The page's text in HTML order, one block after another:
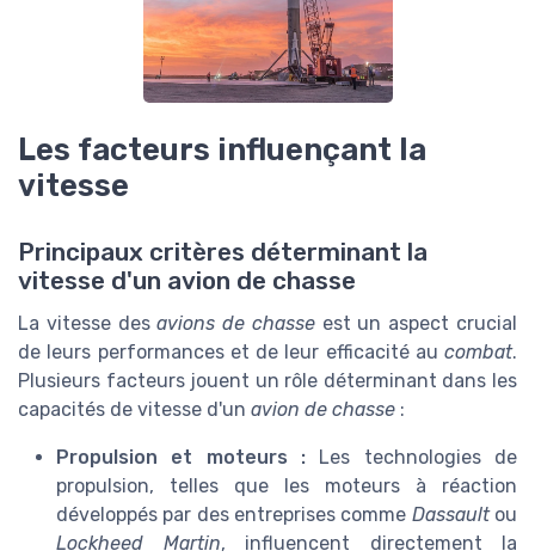
Les facteurs influençant la
vitesse
Principaux critères déterminant la
vitesse d'un avion de chasse
La vitesse desavions de chasseest un aspect crucial
de leurs performances et de leur efficacité au combat.
Plusieurs facteurs jouent un rôle déterminant dans les
capacités de vitesse d'un avion de chasse :
Propulsion et moteurs : Les technologies de
propulsion, telles que les moteurs à réaction
développés par des entreprises comme Dassaultou
Lockheed Martin, influencent directement la